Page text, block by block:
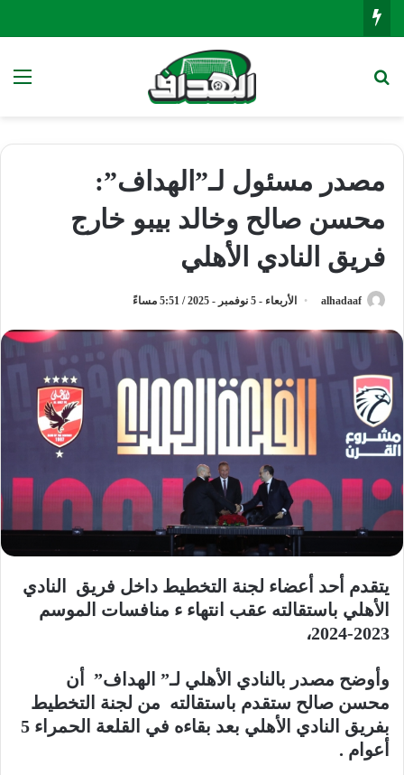
مصدر مسئول لـ”الهداف”:
محسن صالح وخالد بيبو خارج
فريق النادي الأهلي
alhadaaf الأربعاء - 5 نوفمبر - 2025 / 5:51 مساءً
يتقدم أحد أعضاء لجنة التخطيط داخل فريق النادي
الأهلي باستقالته عقب انتهاء ء منافسات الموسم
2023-2024،
وأوضح مصدر بالنادي الأهلي لـ” الهداف” أن
محسن صالح ستقدم باستقالته من لجنة التخطيط
بفريق النادي الأهلي بعد بقاءه في القلعة الحمراء 5
أعوام .